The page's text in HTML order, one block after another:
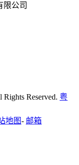
限公司
Reserved. 粤
地图- 邮箱